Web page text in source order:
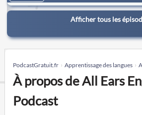
Afficher tous les
PodcastGratuit.fr Apprentissage des langues
À propos de All Ears
Podcast